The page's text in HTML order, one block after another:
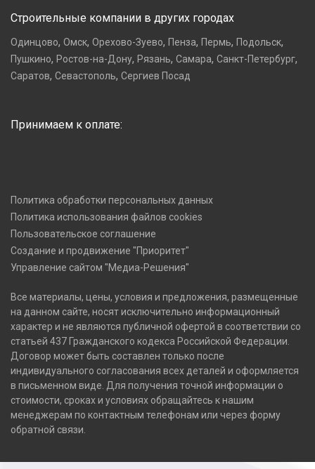
Строительные компании в других городах
Одинцово, Омск, Орехово-Зуево, Пенза, Пермь, Подольск,
Пушкино, Ростов-на-Дону, Рязань, Самара, Санкт-Петербург,
Саратов, Севастополь, Сергиев Посад
Принимаем к оплате:
Политика обработки персональных данных
Политика использования файлов cookies
Пользовательское соглашение
Создание и продвижение "Приоритет"
Управление сайтом "Медиа-Решения"
Все материалы, цены, условия и предложения, размещенные
на данном сайте, носят исключительно информационный
характер и не являются публичной офертой в соответствии со
статьей 437 Гражданского кодекса Российской Федерации.
Договор может быть составлен только после
индивидуального согласования всех деталей и оформляется
в письменном виде. Для получения точной информации о
стоимости, сроках и условиях обращайтесь к нашим
менеджерам по контактным телефонам или через форму
обратной связи.